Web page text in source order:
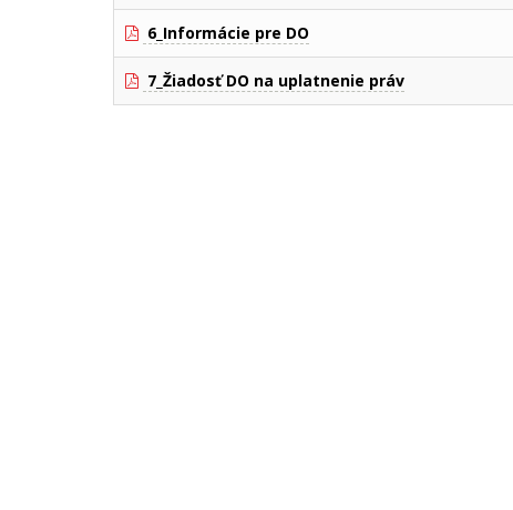
6_Informácie pre DO
7_Žiadosť DO na uplatnenie práv